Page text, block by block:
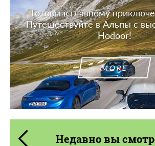
Готовы к главному
Путешествуйте в Альпы с
Hodoor!
MORE
Недавно вы